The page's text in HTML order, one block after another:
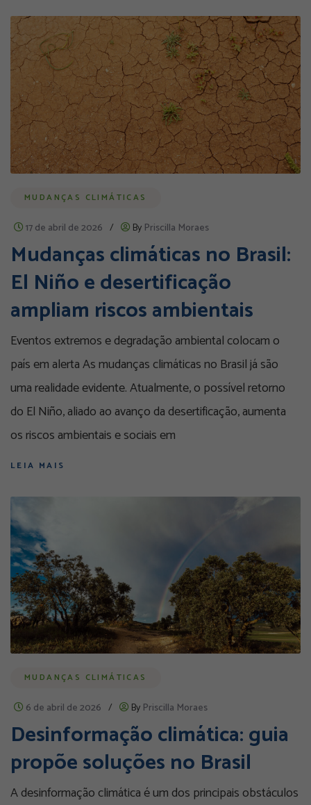
MUDANÇAS CLIMÁTICAS
17 de abril de 2026 / By Priscilla Moraes
Mudanças climáticas no Brasil:
El Niño e desertificação
ampliam riscos ambientais
Eventos extremos e degradação ambiental colocam o
país em alerta As mudanças climáticas no Brasil já são
uma realidade evidente. Atualmente, o possível retorno
do El Niño, aliado ao avanço da desertificação, aumenta
os riscos ambientais e sociais em
LEIA MAIS
MUDANÇAS CLIMÁTICAS
6 de abril de 2026 / By Priscilla Moraes
Desinformação climática: guia
propõe soluções no Brasil
A desinformação climática é um dos principais obstáculos